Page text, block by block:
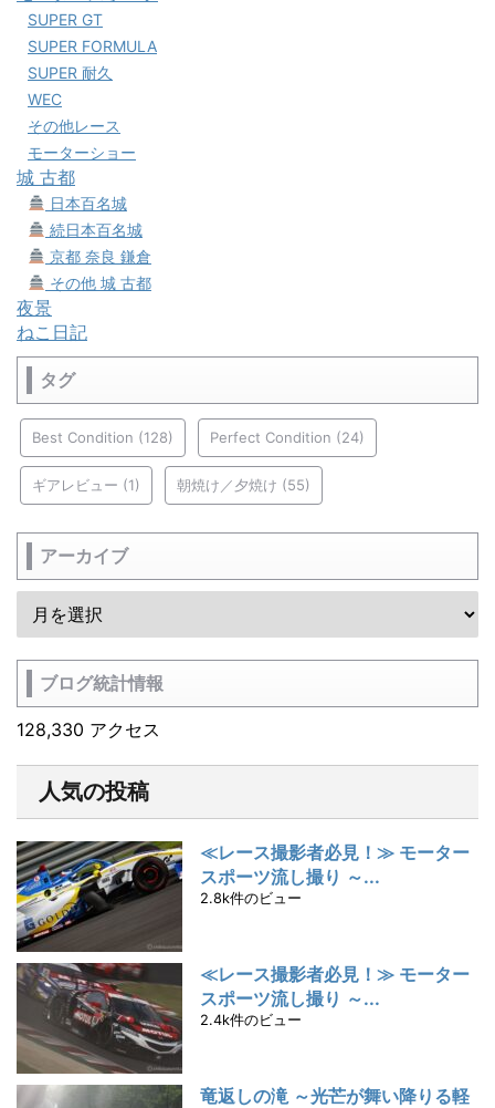
SUPER GT
SUPER FORMULA
SUPER 耐久
WEC
その他レース
モーターショー
城 古都
日本百名城
続日本百名城
京都 奈良 鎌倉
その他 城 古都
夜景
ねこ日記
タグ
Best Condition (128) Perfect Condition (24)
ギアレビュー (1) 朝焼け／夕焼け (55)
アーカイブ
ブログ統計情報
128,330 アクセス
人気の投稿
≪レース撮影者必見！≫ モーター
スポーツ流し撮り ～...
2.8k件のビュー
≪レース撮影者必見！≫ モーター
スポーツ流し撮り ～...
2.4k件のビュー
竜返しの滝 ～光芒が舞い降りる軽